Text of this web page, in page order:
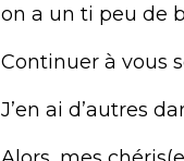
on a un ti peu de
Continuer à vous
J’en ai d’autres